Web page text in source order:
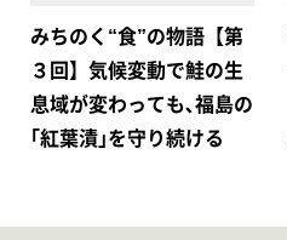
みちのく“食”の物語【第
３回】気候変動で鮭の生
息域が変わっても､福島の
｢紅葉漬｣を守り続ける